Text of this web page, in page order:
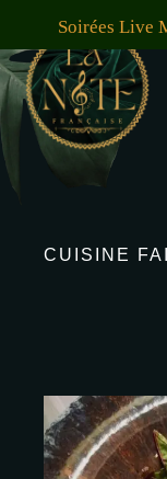
CUISINE
Soirées Live